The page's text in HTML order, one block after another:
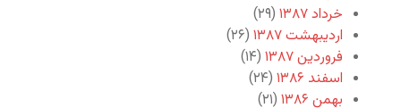
خرداد ۱۳۸۷
(۲۹)
اردیبهشت ۱۳۸۷
(۲۶)
فروردین ۱۳۸۷
(۱۴)
اسفند ۱۳۸۶
(۲۴)
بهمن ۱۳۸۶
(۲۱)